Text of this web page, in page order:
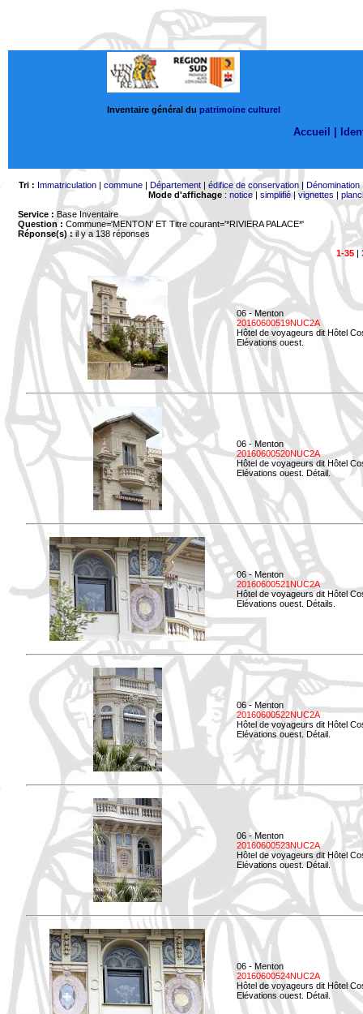
Inventaire général du patrimoine culturel
Accueil |
Tri : Immatriculation| commune| Département| édifice de conservation| Dénomination
Mode d'affichage: notice| simplifié|vignettes |
Service : Base Inventaire
Question : Commune='MENTON' ET Titre courant='*RIVIERA PALACE*'
Réponse(s) :il y a 138 réponses
1-35|
06 - Menton
20160600519NUC2A
Hôtel de voyageurs dit Hôtel
Elévations ouest.
06 - Menton
20160600520NUC2A
Hôtel de voyageurs dit Hôtel
Elévations ouest. Détail.
06 - Menton
20160600521NUC2A
Hôtel de voyageurs dit Hôtel
Elévations ouest. Détails.
06 - Menton
20160600522NUC2A
Hôtel de voyageurs dit Hôtel
Elévations ouest. Détail.
06 - Menton
20160600523NUC2A
Hôtel de voyageurs dit Hôtel
Elévations ouest. Détail.
06 - Menton
20160600524NUC2A
Hôtel de voyageurs dit Hôtel
Elévations ouest. Détail.